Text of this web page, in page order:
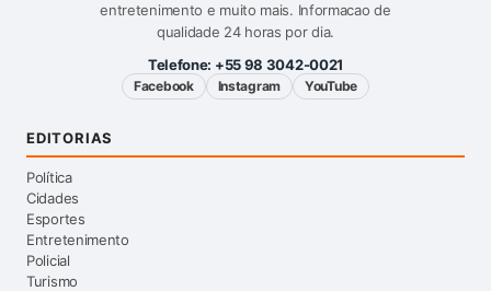
entretenimento e muito mais. Informacao de
qualidade 24 horas por dia.
Telefone: +55 98 3042-0021
Facebook Instagram YouTube
EDITORIAS
Política
Cidades
Esportes
Entretenimento
Policial
Turismo